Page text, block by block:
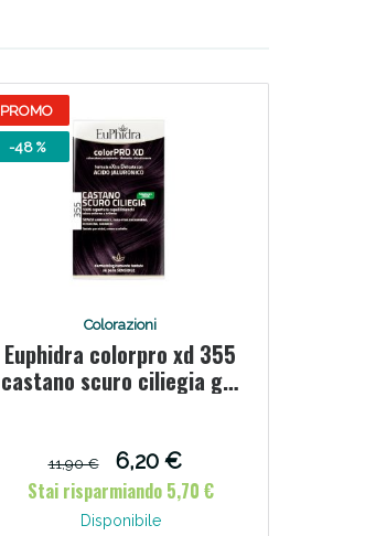
PROMO
-48 %
Colorazioni
Euphidra colorpro xd 355
castano scuro ciliegia gel
balsamo + guanti
11,90 €
6,20 €
Stai risparmiando 5,70 €
Disponibile